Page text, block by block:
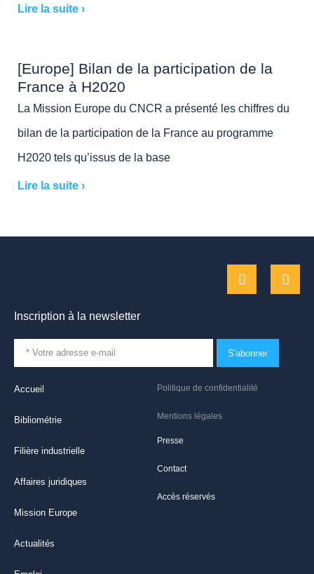
Lire la suite ›
[Europe] Bilan de la participation de la
France à H2020
La Mission Europe du CNCR a présenté les chiffres du
bilan de la participation de la France au programme
H2020 tels qu’issus de la base
Lire la suite ›
Politique de confidentialité
Mentions légales
Presse
Contact
Accès réservés
Accueil
Bibliométrie
Filière industrielle
Affaires juridiques
Mission Europe
Actualités
Inscription à la newsletter
S'abonner